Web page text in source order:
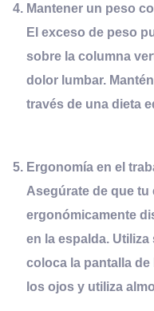
Mantener un pesoc
El exceso de peso
sobre la columna
dolor lumbar.
través de una dieta
Ergonomía en elt
Asegúrate de que
ergonómicamente
en la espalda.
coloca la pantalla
los ojos y utiliza